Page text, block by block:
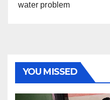
water problem
YOU MISSED